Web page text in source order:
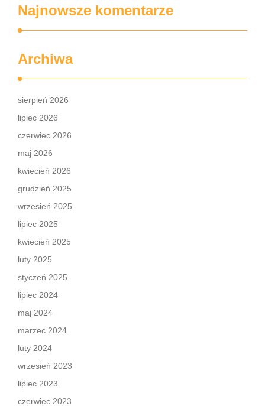
Najnowsze komentarze
Archiwa
sierpień 2026
lipiec 2026
czerwiec 2026
maj 2026
kwiecień 2026
grudzień 2025
wrzesień 2025
lipiec 2025
kwiecień 2025
luty 2025
styczeń 2025
lipiec 2024
maj 2024
marzec 2024
luty 2024
wrzesień 2023
lipiec 2023
czerwiec 2023